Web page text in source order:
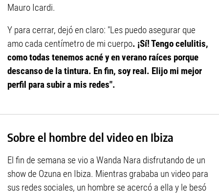
Mauro Icardi.
Y para cerrar, dejó en claro: "Les puedo asegurar que
amo cada centímetro de mi cuerpo. ¡Sí! Tengo celulitis,
como todas tenemos acné y en verano raíces porque
descanso de la tintura. En fin, soy real. Elijo mi mejor
perfil para subir a mis redes".
Sobre el hombre del video en Ibiza
El fin de semana se vio a Wanda Nara disfrutando de un
show de Ozuna en Ibiza. Mientras grababa un video para
sus redes sociales, un hombre se acercó a ella y le besó